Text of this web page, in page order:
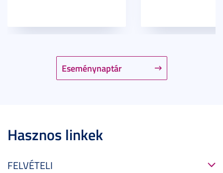
Eseménynaptár
Hasznos linkek
FELVÉTELI